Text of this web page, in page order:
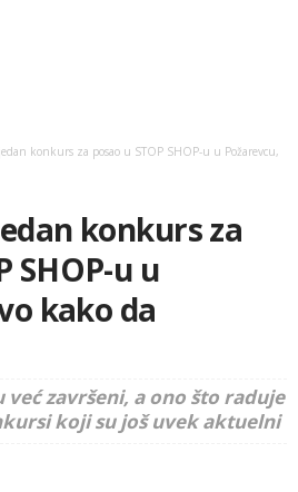
konkurs za posao u STOP SHOP-u u Požarevcu,
konkurs za
SHOP-u u
kako da
završeni, a ono što raduje
koji su još uvek aktuelni